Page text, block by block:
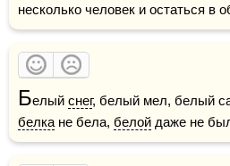
несколько человек и остаться в
Белый снег
белка не бела, белой даже не